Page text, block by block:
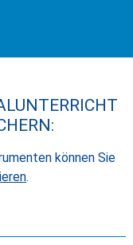
können Sie
.